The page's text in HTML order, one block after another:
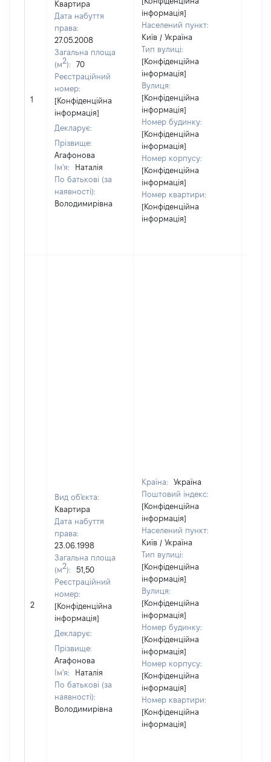
1
Квартира
Дата набуття
права:
27.05.2008
Загальна площа
(м2):
70
Реєстраційний
номер:
[Конфіденційна
інформація]
Декларує:
Прізвище:
Агафонова
Ім'я:
Наталія
По батькові (за
наявності):
Володимирівна
інформація]
Населений пункт:
Київ / Україна
Тип вулиці:
[Конфіденційна
інформація]
Вулиця:
[Конфіденційна
інформація]
Номер будинку:
[Конфіденційна
інформація]
Номер корпусу:
[Конфіденційна
інформація]
Номер квартири:
[Конфіденційна
інформація]
2
Вид об'єкта:
Квартира
Дата набуття
права:
23.06.1998
Загальна площа
(м2):
51,50
Реєстраційний
номер:
[Конфіденційна
інформація]
Декларує:
Прізвище:
Агафонова
Ім'я:
Наталія
По батькові (за
наявності):
Володимирівна
Країна:
Україна
Поштовий індекс:
[Конфіденційна
інформація]
Населений пункт:
Київ / Україна
Тип вулиці:
[Конфіденційна
інформація]
Вулиця:
[Конфіденційна
інформація]
Номер будинку:
[Конфіденційна
інформація]
Номер корпусу:
[Конфіденційна
інформація]
Номер квартири:
[Конфіденційна
інформація]